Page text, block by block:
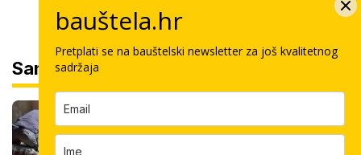
Sam svoj majstor
opcije, razlika je velika, evo koja je
bauštela.hr
Pretplati se na bauštelski newsletter za još kvalitetnog
sadržaja